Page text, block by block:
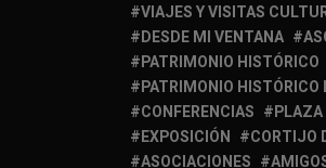
VIAJES Y VISITAS
DESDE MI VENTANA
PATRIMONIO HISTÓRICO
PATRIMONIO HISTÓRICO
CONFERENCIAS
EXPOSICIÓN
CORTIJO
ASOCIACIONES